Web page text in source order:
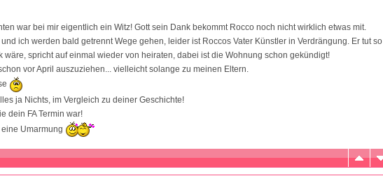
war bei mir eigentlich ein Witz! Gott sein Dank bekommt Rocco noch nicht wirklich etwas mit.
ich werden bald getrennt Wege gehen, leider ist Roccos Vater Künstler in Verdrängung. Er tut so
wäre, spricht auf einmal wieder von heiraten, dabei ist die Wohnung schon gekündigt!
vor April auszuziehen... vielleicht solange zu meinen Eltern.
ja Nichts, im Vergleich zu deiner Geschichte!
dein FA Termin war!
Umarmung